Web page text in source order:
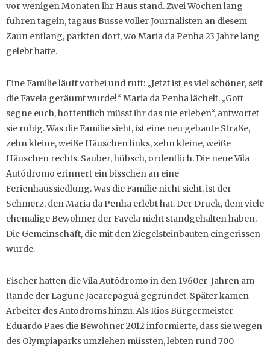
vor wenigen Monaten ihr Haus stand. Zwei Wochen lang
fuhren tagein, tagaus Busse voller Journalisten an diesem
Zaun entlang, parkten dort, wo Maria da Penha 23 Jahre lang
gelebt hatte.
Eine Familie läuft vorbei und ruft: „Jetzt ist es viel schöner, seit
die Favela geräumt wurde!“ Maria da Penha lächelt. „Gott
segne euch, hoffentlich müsst ihr das nie erleben“, antwortet
sie ruhig. Was die Familie sieht, ist eine neu gebaute Straße,
zehn kleine, weiße Häuschen links, zehn kleine, weiße
Häuschen rechts. Sauber, hübsch, ordentlich. Die neue Vila
Autódromo erinnert ein bisschen an eine
Ferienhaussiedlung. Was die Familie nicht sieht, ist der
Schmerz, den Maria da Penha erlebt hat. Der Druck, dem viele
ehemalige Bewohner der Favela nicht standgehalten haben.
Die Gemeinschaft, die mit den Ziegelsteinbauten eingerissen
wurde.
Fischer hatten die Vila Autódromo in den 1960er-Jahren am
Rande der Lagune Jacarepaguá gegründet. Später kamen
Arbeiter des Autodroms hinzu. Als Rios Bürgermeister
Eduardo Paes die Bewohner 2012 informierte, dass sie wegen
des Olympiaparks umziehen müssten, lebten rund 700